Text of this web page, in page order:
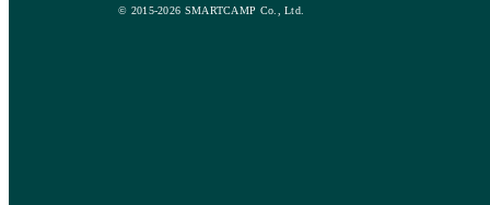
© 2015-2026 SMARTCAMP Co., Ltd.